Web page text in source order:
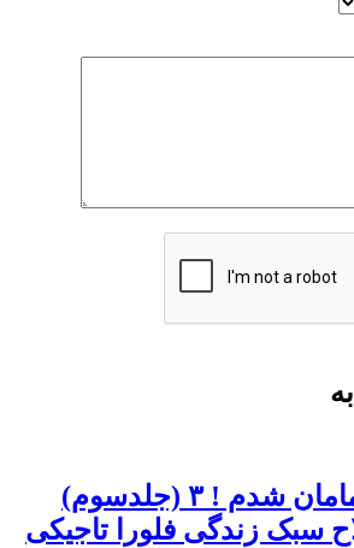
دیدید منم مامان شدم ! ۳ (جلدسوم)
سبک زندگی فلورا تاجیکی